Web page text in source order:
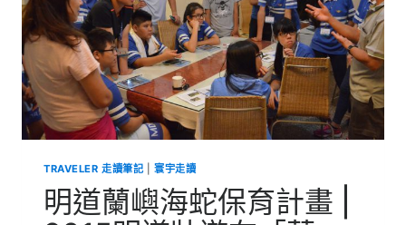
TRAVELER 走讀筆記| 寰宇走讀
明道蘭嶼海蛇保育計畫 |